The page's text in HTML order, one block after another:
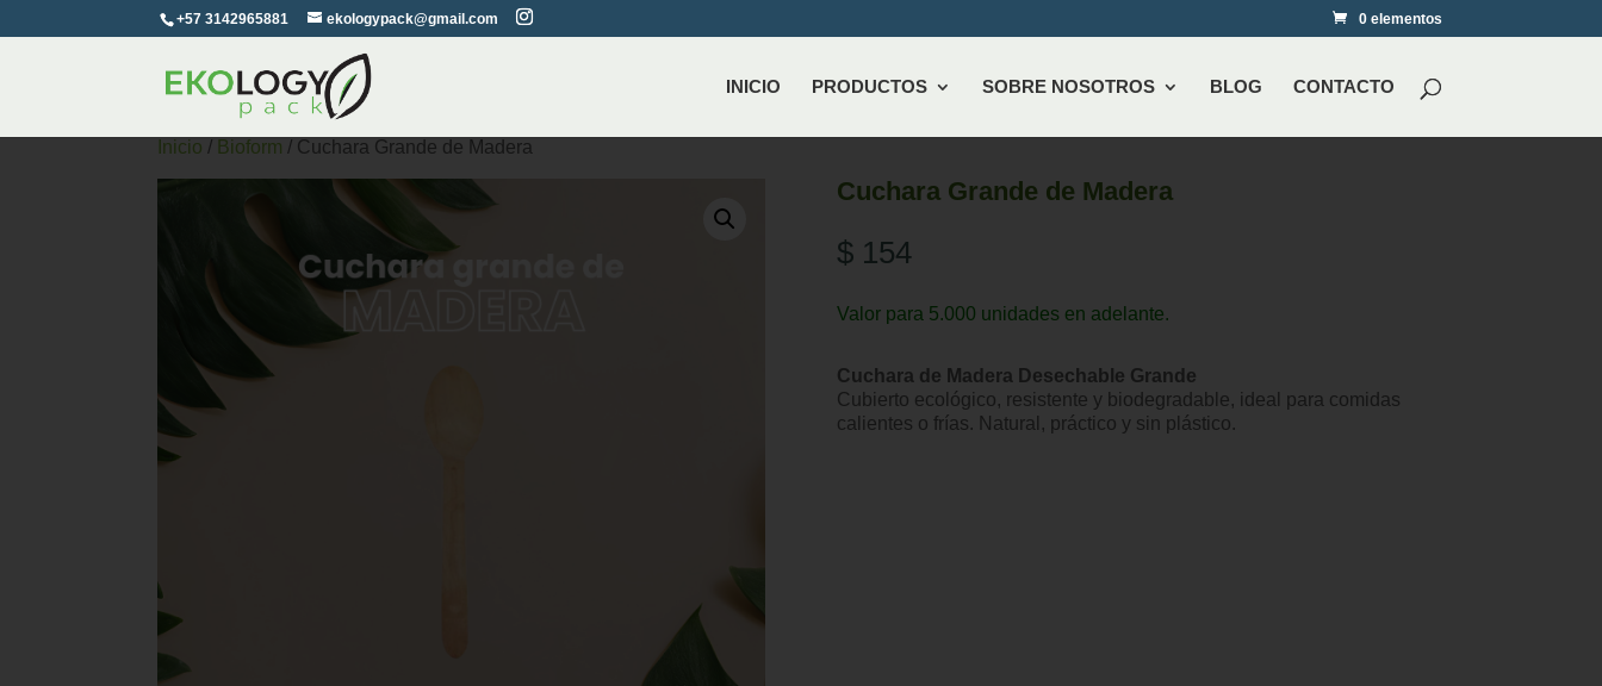
+57 3142965881 ekologypack@gmail.com 0 elementos
INICIO PRODUCTOS SOBRE NOSOTROS BLOG CONTACTO
Inicio / Bioform / Cuchara Grande de Madera
Cuchara Grande de Madera
$154
Valor para 5.000 unidades en adelante.
Cuchara de Madera Desechable Grande
Cubierto ecológico, resistente y biodegradable, ideal para comidas
calientes o frías. Natural, práctico y sin plástico.